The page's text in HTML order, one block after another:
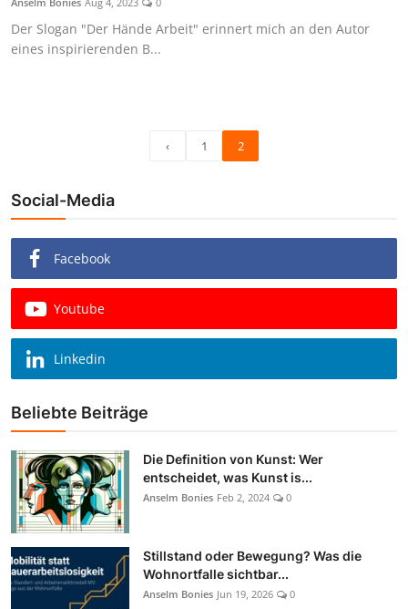
Der Slogan "Der Hände Arbeit" erinnert mich an den Autor
eines inspirierenden B...
‹ 1 2
Social-Media
Facebook
Youtube
Linkedin
Beliebte Beiträge
Die Definition von Kunst: Wer
entscheidet, was Kunst is...
Anselm Bonies Feb 2, 2024 0
Stillstand oder Bewegung? Was die
Wohnortfalle sichtbar...
Anselm Bonies Jun 19, 2026 0